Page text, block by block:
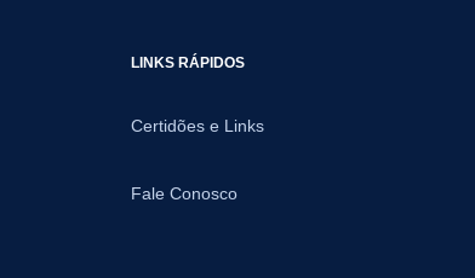
LINKS RÁPIDOS
Certidões e Links
Fale Conosco